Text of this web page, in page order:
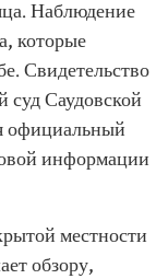
Наблюдение
которые
Свидетельство
суд Саудовской
официальный
информации
местности
обзору,